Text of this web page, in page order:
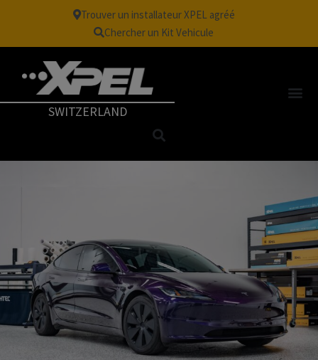
Trouver un installateur XPEL agréé
Chercher un Kit Vehicule
SWITZERLAND